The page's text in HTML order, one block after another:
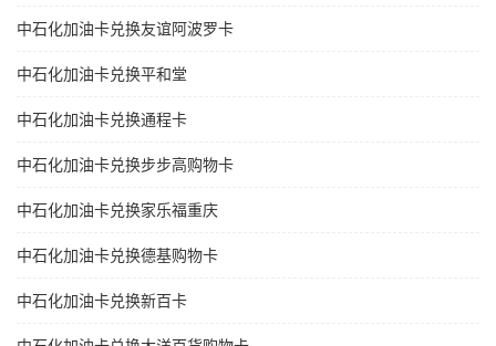
中石化加油卡兑换友谊阿波罗卡
中石化加油卡兑换平和堂
中石化加油卡兑换通程卡
中石化加油卡兑换步步高购物卡
中石化加油卡兑换家乐福重庆
中石化加油卡兑换德基购物卡
中石化加油卡兑换新百卡